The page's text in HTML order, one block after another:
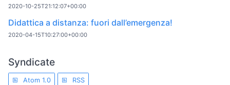
2020-10-25T21:12:07+00:00
Didattica a distanza: fuori dall’emergenza!
2020-04-15T10:27:00+00:00
Syndicate
Atom 1.0 RSS